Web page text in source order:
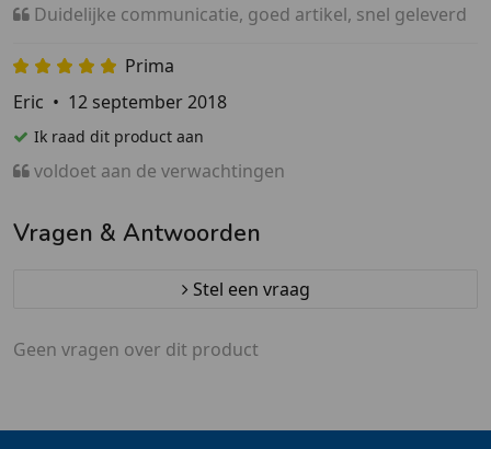
Duidelijke communicatie, goed artikel, snel geleverd
Prima
Eric • 12 september 2018
Ik raad dit product aan
voldoet aan de verwachtingen
Vragen & Antwoorden
Stel een vraag
Geen vragen over dit product